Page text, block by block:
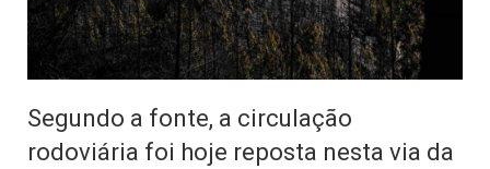
Segundo a fonte, a circulação
rodoviária foi hoje reposta nesta via da